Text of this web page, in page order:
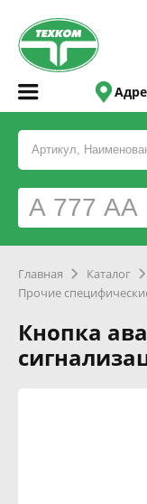
Главная Каталог
Прочие
Кнопка